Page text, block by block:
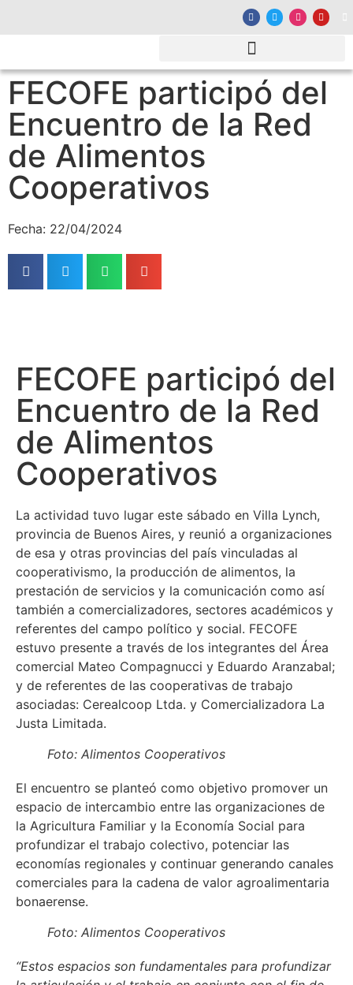
FECOFE participó del
Encuentro de la Red
de Alimentos
Cooperativos
Fecha: 22/04/2024
FECOFE participó del
Encuentro de la Red
de Alimentos
Cooperativos
La actividad tuvo lugar este sábado en Villa Lynch,
provincia de Buenos Aires, y reunió a organizaciones
de esa y otras provincias del país vinculadas al
cooperativismo, la producción de alimentos, la
prestación de servicios y la comunicación como así
también a comercializadores, sectores académicos y
referentes del campo político y social. FECOFE
estuvo presente a través de los integrantes del Área
comercial Mateo Compagnucci y Eduardo Aranzabal;
y de referentes de las cooperativas de trabajo
asociadas: Cerealcoop Ltda. y Comercializadora La
Justa Limitada.
Foto: Alimentos Cooperativos
El encuentro se planteó como objetivo promover un
espacio de intercambio entre las organizaciones de
la Agricultura Familiar y la Economía Social para
profundizar el trabajo colectivo, potenciar las
economías regionales y continuar generando canales
comerciales para la cadena de valor agroalimentaria
bonaerense.
Foto: Alimentos Cooperativos
“Estos espacios son fundamentales para profundizar